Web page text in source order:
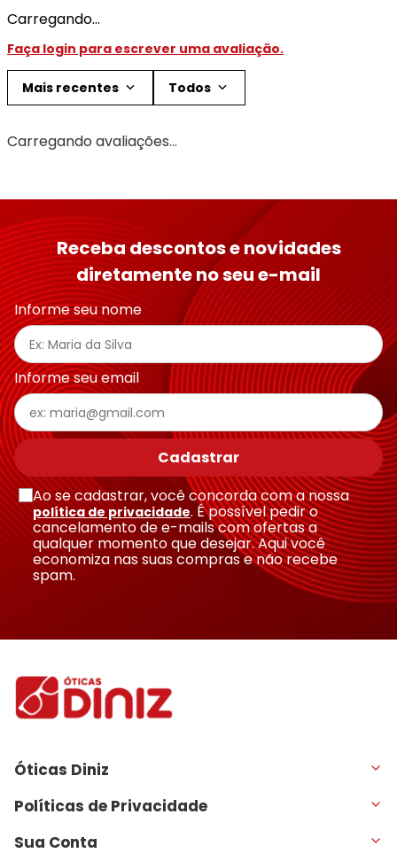
Carregando…
Faça login para escrever uma avaliação.
Mais recentes Todos
Carregando avaliações…
Receba descontos e novidades
diretamente no seu e-mail
Informe seu nome
Informe seu email
Cadastrar
Ao se cadastrar, você concorda com a nossa
política de privacidade. É possível pedir o
cancelamento de e-mails com ofertas a
qualquer momento que desejar. Aqui você
economiza nas suas compras e não recebe
spam.
Óticas Diniz
Políticas de Privacidade
Sua Conta